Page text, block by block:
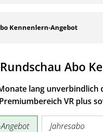
Kennenlern-Angebot
Abo
lang
VR plus
Jahresabo